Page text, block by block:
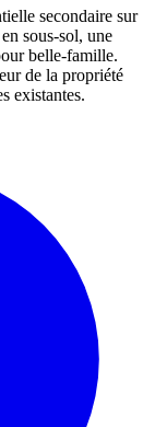
secondaire sur
sous-sol, une
belle-famille.
de la propriété
existantes.